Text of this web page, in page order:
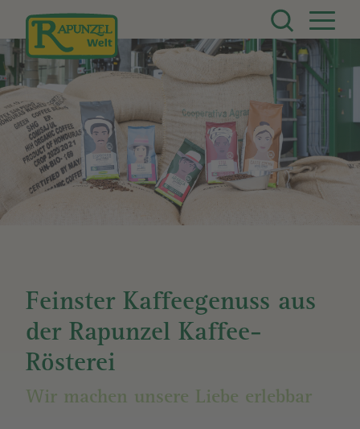
Direkt zum Inhalt
Feinster Kaffeegenuss aus
der Rapunzel Kaffee-
Rösterei
Wir machen unsere Liebe erlebbar